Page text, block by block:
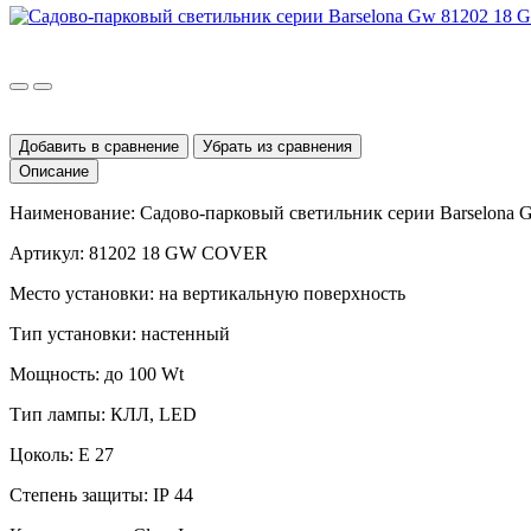
Добавить в сравнение
Убрать из сравнения
Описание
Наименование: Садово-парковый светильник серии Barselona
Артикул: 81202 18 GW COVER
Место установки: на вертикальную поверхность
Тип установки: настенный
Мощность: до 100 Wt
Тип лампы: КЛЛ, LED
Цоколь: E 27
Степень защиты: IP 44